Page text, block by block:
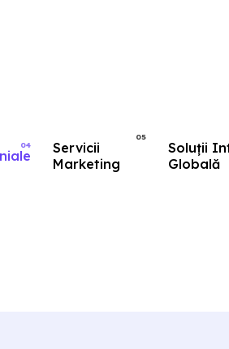
Servicii
Marketing
Soluții
Globală